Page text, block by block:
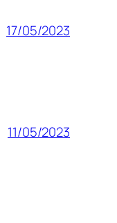
17/05/2023
11/05/2023